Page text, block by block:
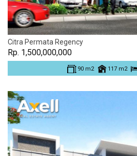
Citra Permata Regency
Rp. 1,500,000,000
90 m2 117 m2